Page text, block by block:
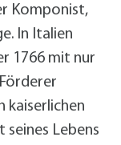
Komponist,
In Italien
1766 mit nur
kaiserlichen
seines Lebens